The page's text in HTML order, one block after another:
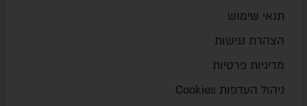
תנאי שימוש
הצהרת נגישות
מדיניות פרטיות
ניהול העדפות Cookies